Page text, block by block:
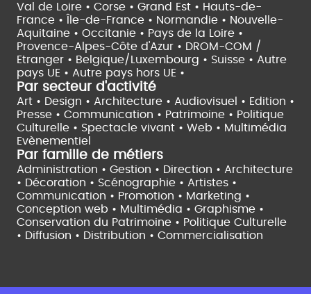
Val de Loire • Corse • Grand Est • Hauts-de-
France •
Île-de-France • Normandie • Nouvelle-
Aquitaine • Occitanie • Pays de la Loire •
Provence-Alpes-Côte d'Azur • DROM-COM /
Etranger • Belgique/Luxembourg • Suisse • Autre
pays UE • Autre pays hors UE •
Par secteur d'activité
Art • Design • Architecture • Audiovisuel • Edition •
Presse • Communication • Patrimoine • Politique
Culturelle • Spectacle vivant • Web • Multimédia
Evènementiel
Par famille de métiers
Administration • Gestion • Direction • Architecture
• Décoration • Scénographie • Artistes •
Communication • Promotion • Marketing •
Conception web • Multimédia • Graphisme •
Conservation du Patrimoine • Politique Culturelle
• Diffusion • Distribution • Commercialisation